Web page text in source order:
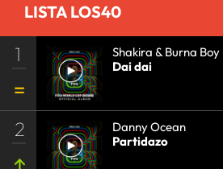
LISTA LOS40
1
Shakira & Burna Boy
Dai dai
2
Danny Ocean
Partidazo